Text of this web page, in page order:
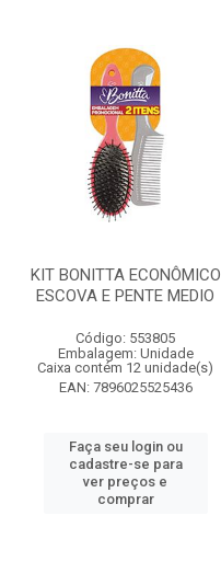
KIT BONITTA ECONÔMICO
ESCOVA E PENTE MEDIO
Código: 553805
Embalagem: Unidade
Caixa contém 12 unidade(s)
EAN: 7896025525436
Faça seu login ou
cadastre-se para
ver preços e
comprar